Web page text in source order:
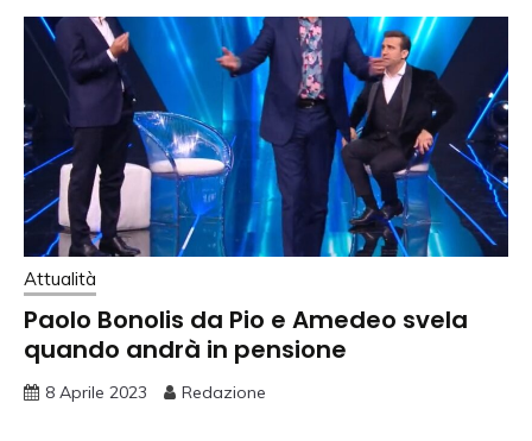
Attualità
Paolo Bonolis da Pio e Amedeo svela
quando andrà in pensione
8 Aprile 2023 Redazione